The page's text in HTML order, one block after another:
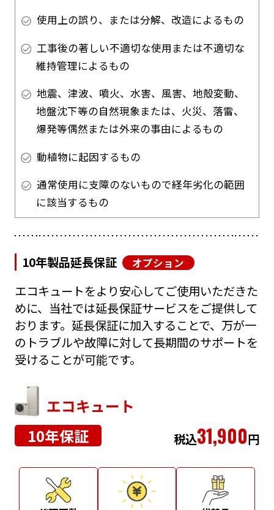
使用上の誤り、または分解、改造によるもの
工事後の著しい不適切な使用または不適切な
維持管理によるもの
地震、津波、噴火、水害、風害、地殻変動、
地盤沈下等の自然現象または、火災、落雷、
爆発等偶然または外来の事由によるもの
動植物に起因するもの
通常使用に支障のないもので経年劣化の範囲
に該当するもの
10年製品延長保証 オプション
エコキュートをより安心してご使用いただきた
めに、当社では延長保証サービスをご提供して
おります。延長保証に加入することで、万が一
のトラブルや故障に対して長期間のサポートを
受けることが可能です。
エコキュート
10年保証
税込31,900円